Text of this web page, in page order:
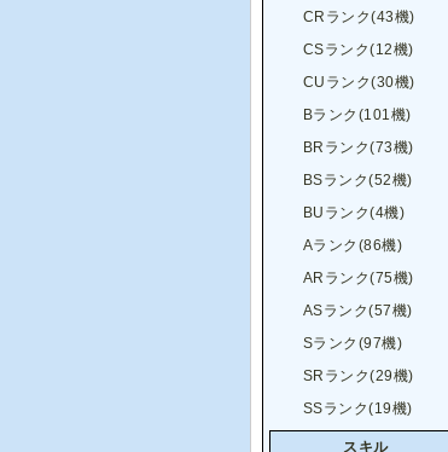
CRランク(43機)
CSランク(12機)
CUランク(30機)
Bランク(101機)
BRランク(73機)
BSランク(52機)
BUランク(4機)
Aランク(86機)
ARランク(75機)
ASランク(57機)
Sランク(97機)
SRランク(29機)
SSランク(19機)
スキル